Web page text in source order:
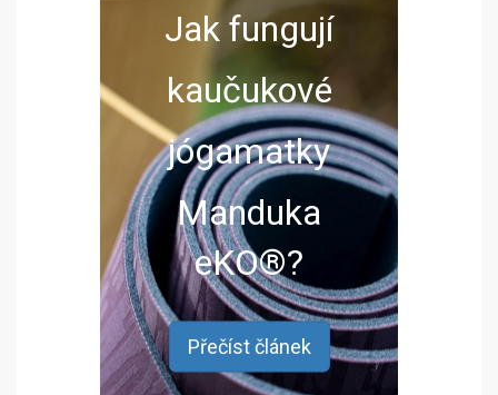
Jak fungují
kaučukové
jógamatky
Manduka
eKO®?
Přečíst článek